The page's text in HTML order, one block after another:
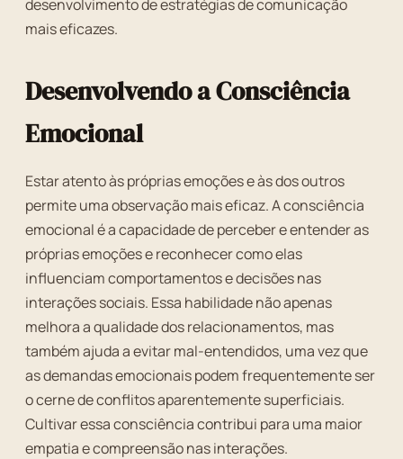
desenvolvimento de estratégias de comunicação
mais eficazes.
Desenvolvendo a Consciência
Emocional
Estar atento às próprias emoções e às dos outros
permite uma observação mais eficaz. A consciência
emocional é a capacidade de perceber e entender as
próprias emoções e reconhecer como elas
influenciam comportamentos e decisões nas
interações sociais. Essa habilidade não apenas
melhora a qualidade dos relacionamentos, mas
também ajuda a evitar mal-entendidos, uma vez que
as demandas emocionais podem frequentemente ser
o cerne de conflitos aparentemente superficiais.
Cultivar essa consciência contribui para uma maior
empatia e compreensão nas interações.